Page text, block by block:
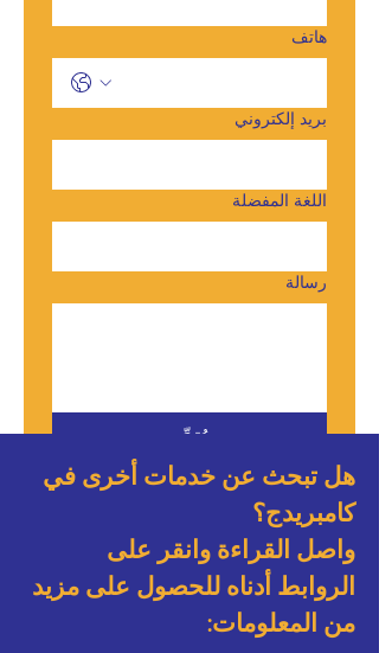
هاتف
بريد إلكتروني
اللغة المفضلة
رسالة
يُقدِّم
هل تبحث عن خدمات أخرى في
كامبريدج؟
واصل القراءة وانقر على
الروابط أدناه للحصول على مزيد
من المعلومات: